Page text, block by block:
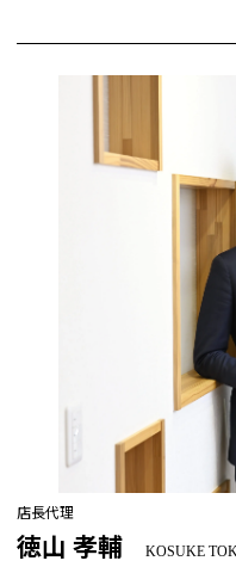
店長代理
徳山 孝輔 KOSUKE